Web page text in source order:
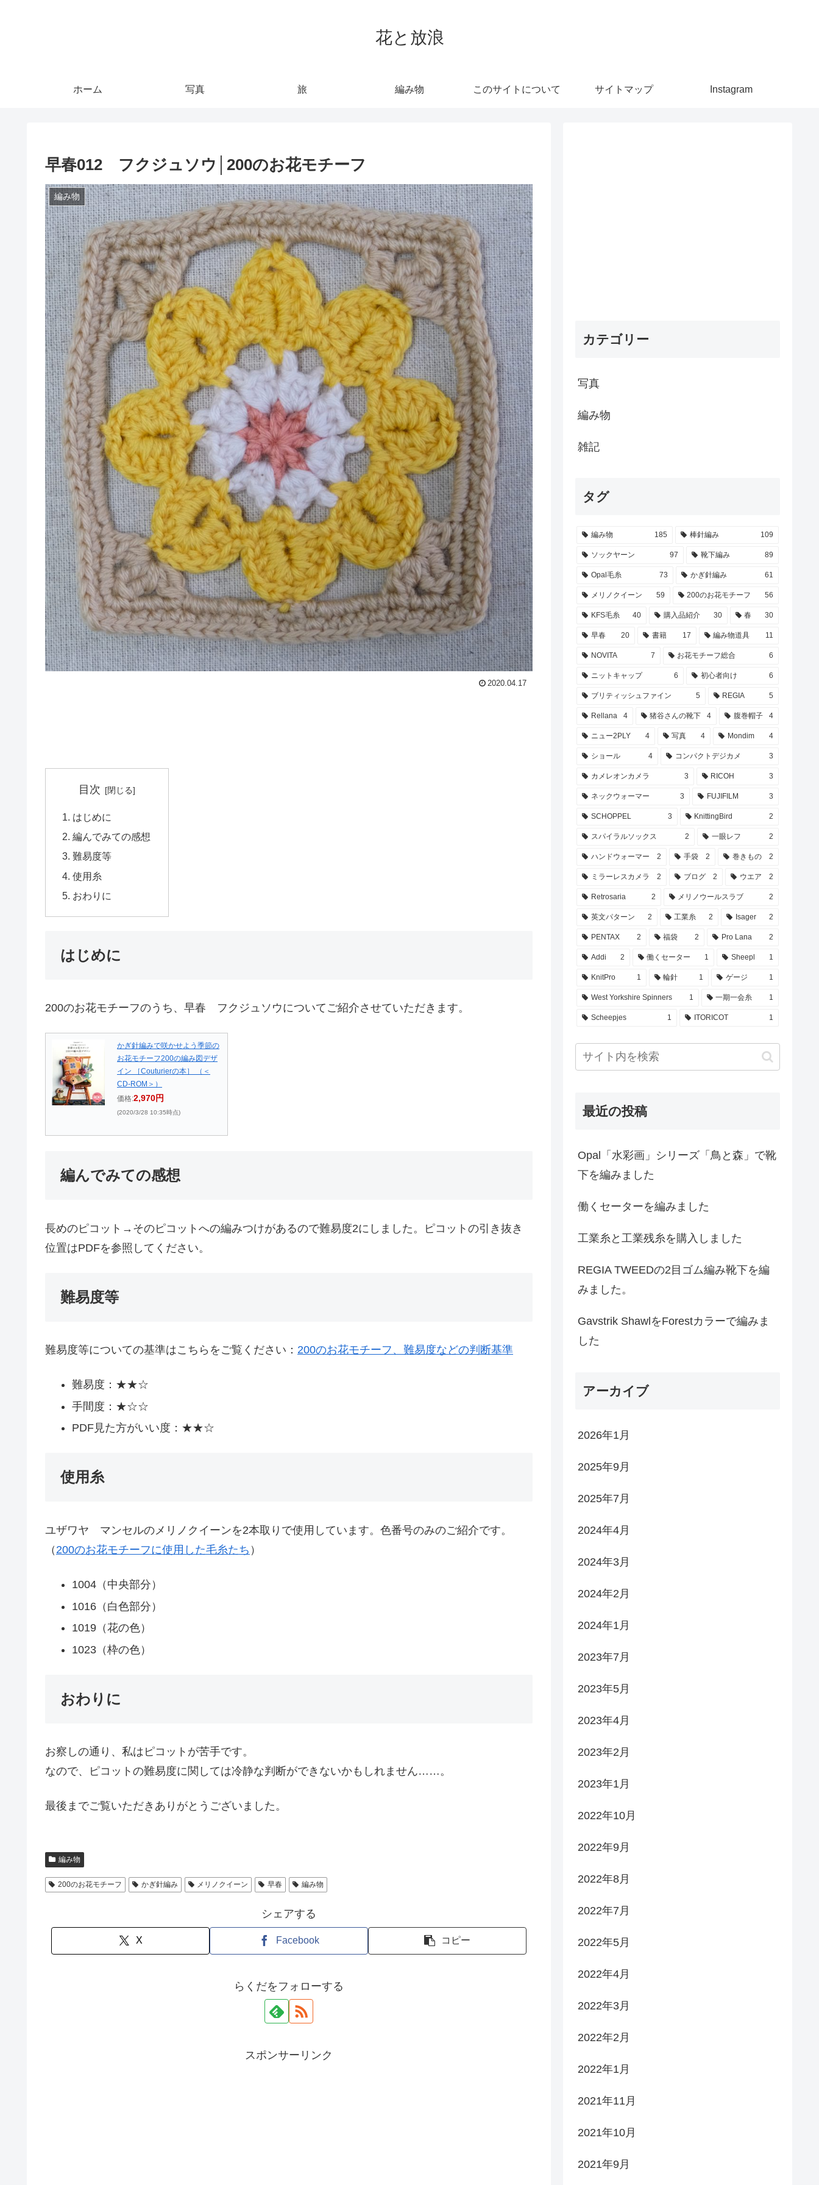
花と放浪
ホーム 写真 旅 編み物 このサイトについて サイトマップ Instagram
早春012 フクジュソウ│200のお花モチーフ
編み物
2020.04.17
目次
はじめに
編んでみての感想
難易度等
使用糸
おわりに
はじめに
200のお花モチーフのうち、早春 フクジュソウについてご紹介させていただきます。
かぎ針編みで咲かせよう季節の
お花モチーフ200の編み図デザ
イン ［Couturierの本］ （＜
CD-ROM＞）
価格:2,970円
(2020/3/28 10:35時点)
編んでみての感想
長めのピコット→そのピコットへの編みつけがあるので難易度2にしました。ピコットの引き抜き
位置はPDFを参照してください。
難易度等
難易度等についての基準はこちらをご覧ください： 200のお花モチーフ、難易度などの判断基準
難易度：★★☆
手間度：★☆☆
PDF見た方がいい度：★★☆
使用糸
ユザワヤ マンセルのメリノクイーンを2本取りで使用しています。色番号のみのご紹介です。
（ 200のお花モチーフに使用した毛糸たち ）
1004（中央部分）
1016（白色部分）
1019（花の色）
1023（枠の色）
おわりに
お察しの通り、私はピコットが苦手です。
なので、ピコットの難易度に関しては冷静な判断ができないかもしれません……。
最後までご覧いただきありがとうございました。
編み物
200のお花モチーフ かぎ針編み メリノクイーン 早春 編み物
シェアする
X Facebook コピー
らくだをフォローする
スポンサーリンク
カテゴリー
写真
編み物
雑記
タグ
編み物 185 棒針編み 109
ソックヤーン 97 靴下編み 89
Opal毛糸 73 かぎ針編み 61
メリノクイーン 59 200のお花モチーフ 56
KFS毛糸 40 購入品紹介 30 春 30
早春 20 書籍 17 編み物道具 11
NOVITA 7 お花モチーフ総合 6
ニットキャップ 6 初心者向け 6
ブリティッシュファイン 5 REGIA 5
Rellana 4 猪谷さんの靴下 4 腹巻帽子 4
ニュー2PLY 4 写真 4 Mondim 4
ショール 4 コンパクトデジカメ 3
カメレオンカメラ 3 RICOH 3
ネックウォーマー 3 FUJIFILM 3
SCHOPPEL 3 KnittingBird 2
スパイラルソックス 2 一眼レフ 2
ハンドウォーマー 2 手袋 2 巻きもの 2
ミラーレスカメラ 2 ブログ 2 ウエア 2
Retrosaria 2 メリノウールスラブ 2
英文パターン 2 工業糸 2 Isager 2
PENTAX 2 福袋 2 Pro Lana 2
Addi 2 働くセーター 1 Sheepl 1
KnitPro 1 輪針 1 ゲージ 1
West Yorkshire Spinners 1 一期一会糸 1
Scheepjes 1 ITORICOT 1
最近の投稿
Opal「水彩画」シリーズ「鳥と森」で靴
下を編みました
働くセーターを編みました
工業糸と工業残糸を購入しました
REGIA TWEEDの2目ゴム編み靴下を編
みました。
Gavstrik ShawlをForestカラーで編みま
した
アーカイブ
2026年1月
2025年9月
2025年7月
2024年4月
2024年3月
2024年2月
2024年1月
2023年7月
2023年5月
2023年4月
2023年2月
2023年1月
2022年10月
2022年9月
2022年8月
2022年7月
2022年5月
2022年4月
2022年3月
2022年2月
2022年1月
2021年11月
2021年10月
2021年9月